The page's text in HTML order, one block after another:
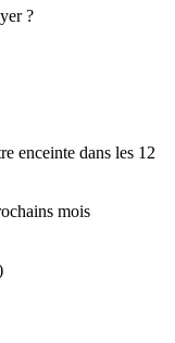
?
enceinte dans les 12
mois